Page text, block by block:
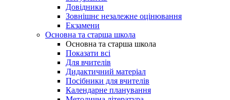
Довідники
Зовнішнє незалежне оцінювання
Екзамени
Основна та старша школа
Основна та старша школа
Показати всі
Для вчителів
Дидактичний матеріал
Посібники для вчителів
Календарне планування